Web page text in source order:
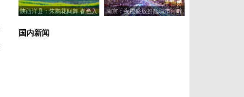
陕西洋县：朱鹮花间舞 春色入
南京：夜樱盛放扮靓城市河畔
国内新闻